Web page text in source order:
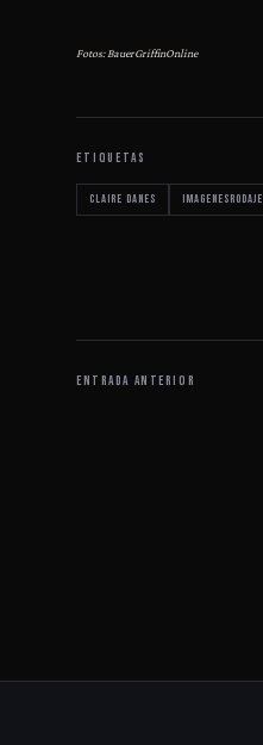
Fotos: BauerGriffinOnline
ETIQUETAS
Claire Danes imagenesrodaje
ENTRADA ANTERIOR